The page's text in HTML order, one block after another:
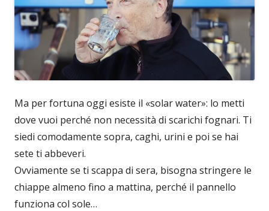
Ma per fortuna oggi esiste il «solar water»: lo metti
dove vuoi perché non necessità di scarichi fognari. Ti
siedi comodamente sopra, caghi, urini e poi se hai
sete ti abbeveri.
Ovviamente se ti scappa di sera, bisogna stringere le
chiappe almeno fino a mattina, perché il pannello
funziona col sole…